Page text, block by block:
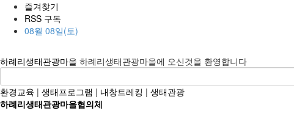
즐겨찾기
RSS 구독
08월 08일(토)
하례리생태관광마을 하례리생태관광마을에 오신것을 환영합니다
환경교육 | 생태프로그램 | 내창트레킹 | 생태관광
하례리생태관광마을협의체